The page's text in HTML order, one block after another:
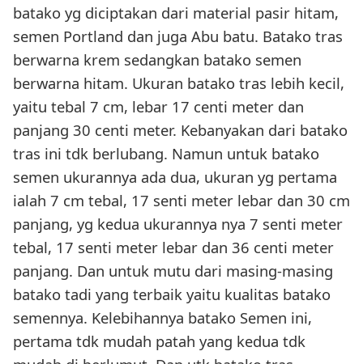
batako yg diciptakan dari material pasir hitam,
semen Portland dan juga Abu batu. Batako tras
berwarna krem sedangkan batako semen
berwarna hitam. Ukuran batako tras lebih kecil,
yaitu tebal 7 cm, lebar 17 centi meter dan
panjang 30 centi meter. Kebanyakan dari batako
tras ini tdk berlubang. Namun untuk batako
semen ukurannya ada dua, ukuran yg pertama
ialah 7 cm tebal, 17 senti meter lebar dan 30 cm
panjang, yg kedua ukurannya nya 7 senti meter
tebal, 17 senti meter lebar dan 36 centi meter
panjang. Dan untuk mutu dari masing-masing
batako tadi yang terbaik yaitu kualitas batako
semennya. Kelebihannya batako Semen ini,
pertama tdk mudah patah yang kedua tdk